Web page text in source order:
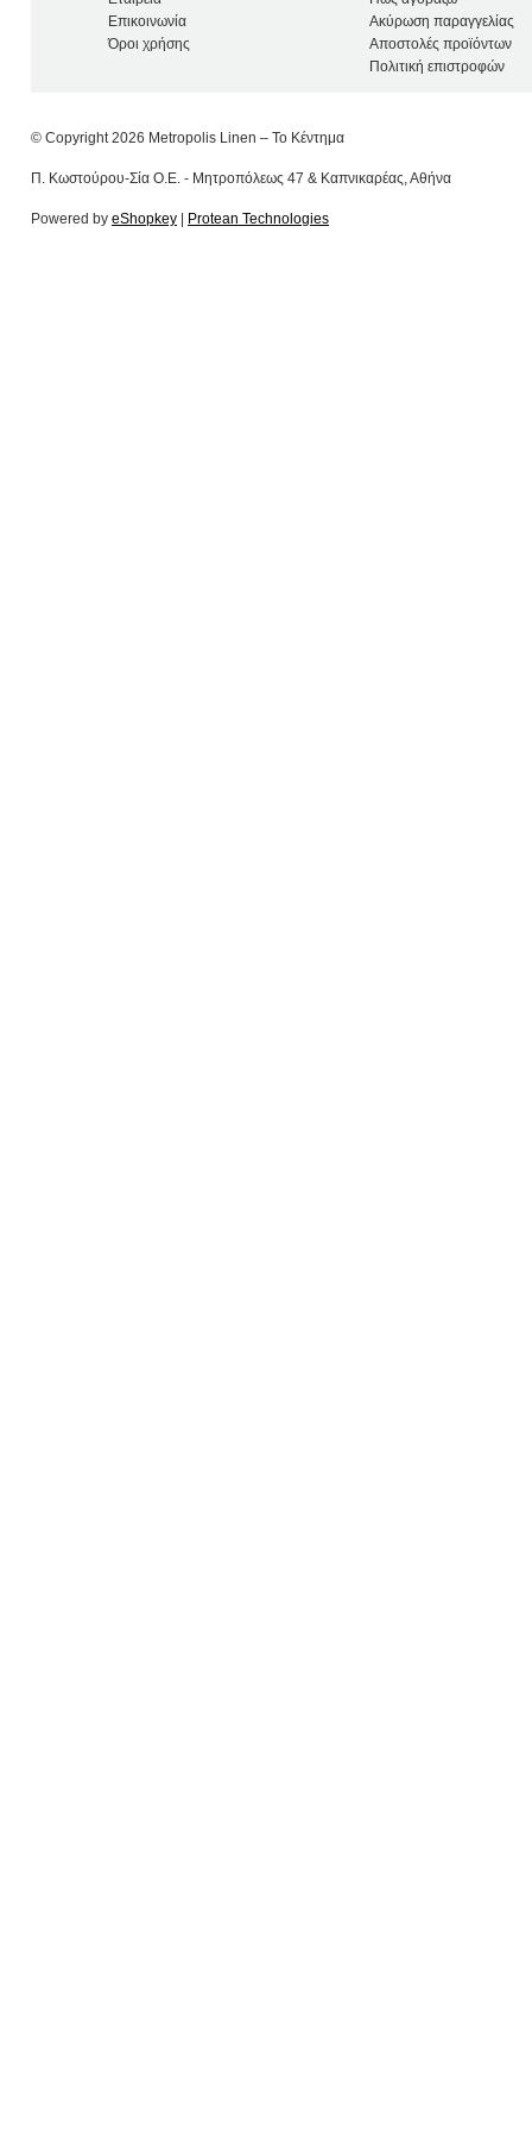
Επικοινωνία
Ακύρωση παραγγελίας
Όροι χρήσης
Αποστολές προϊόντων
Πολιτική επιστροφών
© Copyright 2026 Metropolis Linen – Το Κέντημα
Π. Κωστούρου-Σία Ο.Ε. - Μητροπόλεως 47 & Καπνικαρέας, Αθήνα
Powered by eShopkey Protean Technologies